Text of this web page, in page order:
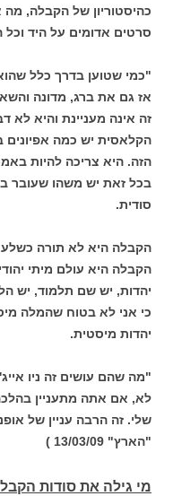
כהיסטוריון של הקבלה,
סרטים אדומים על היד
"כמי שטוען בדרך כלל
אז גם את ברג, מדונה
זה אינה מעניינת והיא לא
הקלאסית יש כמה אפיונים
הזה. היא צריכה להיות
בכל זאת יש משהו שעובר
סודית.
הקבלה היא לא תורה
הקבלה היא עולם מיתי
יהדות, יש שם תלמוד, יש
כי אני לא בטוח שהמלה
יהדות מיסטית.
"מה שהם עושים זה ניו
לא, אם אתה מתעניין
שלי. זה הרבה עניין של
"הארץ" 13/03/09 )
מי גילה את סודות